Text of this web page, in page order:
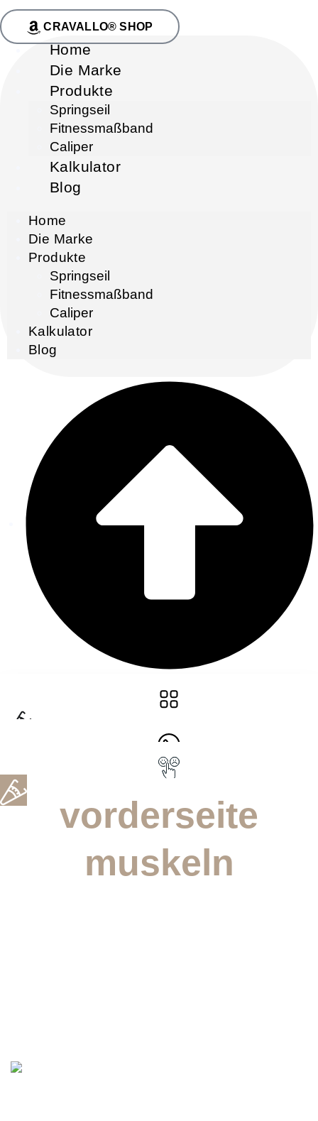
CRAVALLO® SHOP
Home
Die Marke
Produkte
Springseil
Fitnessmaßband
Caliper
Kalkulator
Blog
Home
Die Marke
Produkte
Springseil
Fitnessmaßband
Caliper
Kalkulator
Blog
vorderseite
muskeln